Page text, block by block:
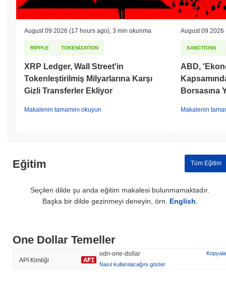
August 09 2026 (17 hours ago) 3 min okunma
RIPPLE TOKENIZATION
XRP Ledger, Wall Street'in
Tokenleştirilmiş Milyarlarına Karşı
Gizli Transferler Ekliyor
Makalenin tamamını okuyun
August 09 2026
SANCTIONS
ABD,
Borsasına
Makalenin
Eğitim Tüm Eğitim
Seçilen dilde şu anda eğitim makalesi bulunmamaktadır.
Başka bir dilde gezinmeyi deneyin, örn. English
One Dollar Temeller
API Kimliği
odn-one-dollar
Kopyala
Nasıl kullanılacağını göster